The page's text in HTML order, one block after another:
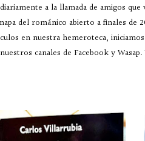
a la llamada de amigos
del románico abierto a finales de
en nuestra hemeroteca,
canales de Facebook y